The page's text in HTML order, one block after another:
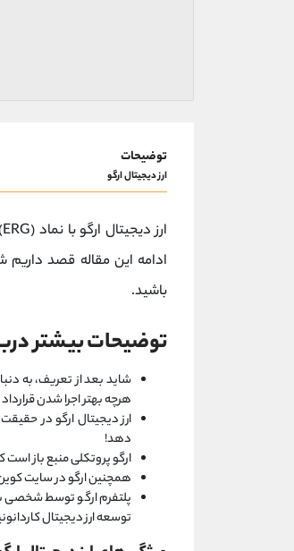
توضیحات
ارز دیجیتال ارگو
ارز دیجیتال ارگو با نماد ERGO (ERG) به پپلتفرم مالی ای که در حوزه
ادامه این مقاله قصد داریم
باشید.
توضیحات بیشتر
شاید بعد از تعریف، به
هرچه بهتر اجرا شدن
ارز دیجیتال ارگو در
دهد!
ارگو پروتکلی منبع باز
همچنین ارگو در سایت
پلتفرم ارگو توسط
توسعه ارز دیجیتال